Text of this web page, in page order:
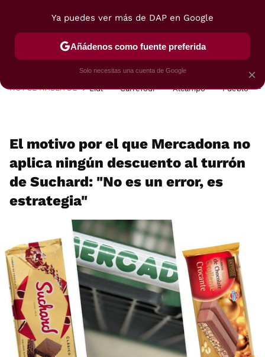
POSTRES VIAJES SELECCIÓN VEGUI
HOY SE HABLA DE Lidl Carrefour Alcampo Pueblo
El motivo por el que Mercadona no
aplica ningún descuento al turrón
de Suchard: "No es un error, es
estrategia"
×
Ya puedes ver más de DAP en Google
Añádenos como fuente preferida
Solo necesitas una cuenta de Google